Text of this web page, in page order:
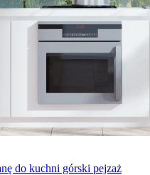
do kuchni górski pejzaż